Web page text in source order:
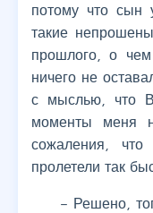
потому что сын
такие
прошлого, о
ничего не
с мыслью, что
моменты меня
сожаления,
пролетели так
– Решено,